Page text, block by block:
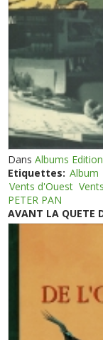
DansAlbums
Etiquettes: Album
Vents d'Ouest
PETER PAN
AVANT LA QUETE